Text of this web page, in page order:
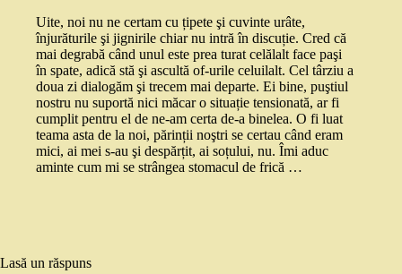
Uite, noi nu ne certam cu țipete şi cuvinte urâte,
înjurăturile şi jignirile chiar nu intră în discuție. Cred că
mai degrabă când unul este prea turat celălalt face paşi
în spate, adică stă şi ascultă of-urile celuilalt. Cel târziu a
doua zi dialogăm şi trecem mai departe. Ei bine, puştiul
nostru nu suportă nici măcar o situație tensionată, ar fi
cumplit pentru el de ne-am certa de-a binelea. O fi luat
teama asta de la noi, părinții noştri se certau când eram
mici, ai mei s-au şi despărțit, ai soțului, nu. Îmi aduc
aminte cum mi se strângea stomacul de frică …
Lasă un răspuns